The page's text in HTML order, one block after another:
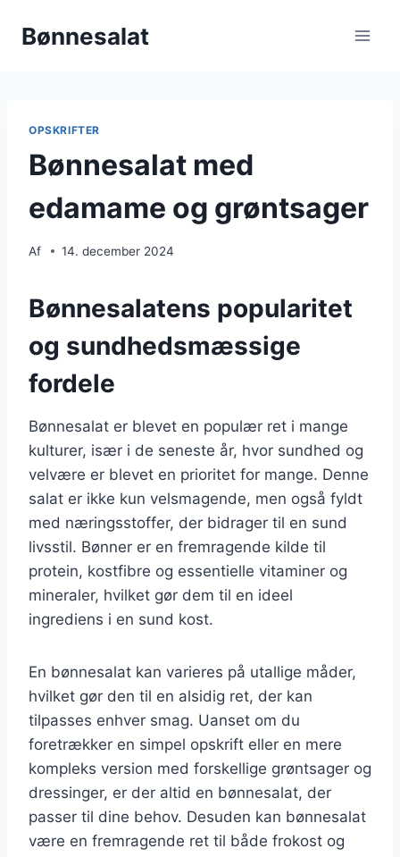
Bønnesalat
OPSKRIFTER
Bønnesalat med
edamame og grøntsager
Af 14. december 2024
Bønnesalatens popularitet
og sundhedsmæssige
fordele
Bønnesalat er blevet en populær ret i mange
kulturer, især i de seneste år, hvor sundhed og
velvære er blevet en prioritet for mange. Denne
salat er ikke kun velsmagende, men også fyldt
med næringsstoffer, der bidrager til en sund
livsstil. Bønner er en fremragende kilde til
protein, kostfibre og essentielle vitaminer og
mineraler, hvilket gør dem til en ideel
ingrediens i en sund kost.
En bønnesalat kan varieres på utallige måder,
hvilket gør den til en alsidig ret, der kan
tilpasses enhver smag. Uanset om du
foretrækker en simpel opskrift eller en mere
kompleks version med forskellige grøntsager og
dressinger, er der altid en bønnesalat, der
passer til dine behov. Desuden kan bønnesalat
være en fremragende ret til både frokost og